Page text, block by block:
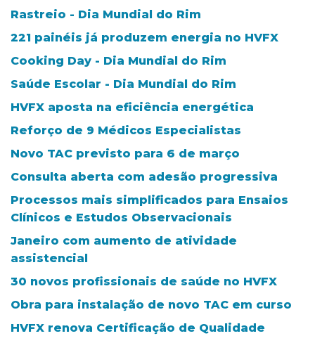
Rastreio - Dia Mundial do Rim
221 painéis já produzem energia no HVFX
Cooking Day - Dia Mundial do Rim
Saúde Escolar - Dia Mundial do Rim
HVFX aposta na eficiência energética
Reforço de 9 Médicos Especialistas
Novo TAC previsto para 6 de março
Consulta aberta com adesão progressiva
Processos mais simplificados para Ensaios
Clínicos e Estudos Observacionais
Janeiro com aumento de atividade
assistencial
30 novos profissionais de saúde no HVFX
Obra para instalação de novo TAC em curso
HVFX renova Certificação de Qualidade